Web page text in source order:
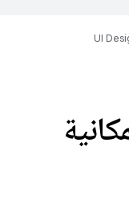
UI